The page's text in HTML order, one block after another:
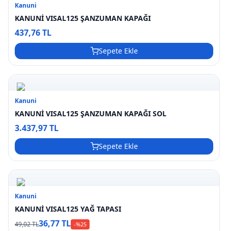
Kanuni
KANUNİ VISAL125 ŞANZUMAN KAPAĞI
437,76 TL
Sepete Ekle
Kanuni
KANUNİ VISAL125 ŞANZUMAN KAPAĞI SOL
3.437,97 TL
Sepete Ekle
Kanuni
KANUNİ VISAL125 YAĞ TAPASI
49,02 TL36,77 TL -%25